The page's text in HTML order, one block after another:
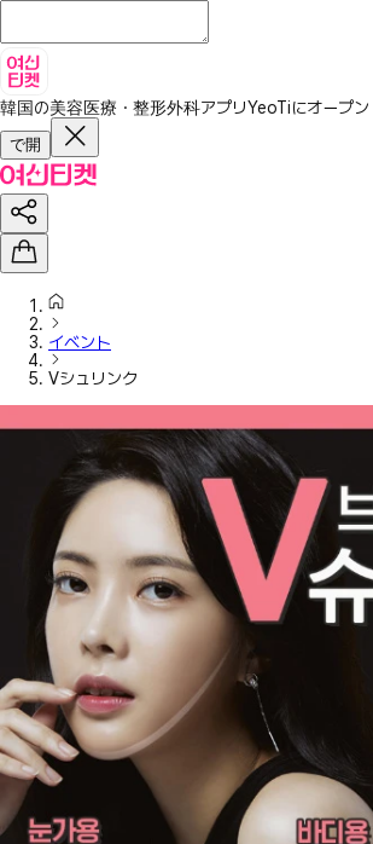
韓国の美容医療・整形外科アプリYeoTiにオープン
で開
イベント
Vシュリンク